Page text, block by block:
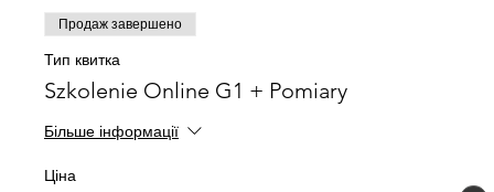
Продаж завершено
Тип квитка
Szkolenie Online G1 + Pomiary
Більше інформації
Ціна